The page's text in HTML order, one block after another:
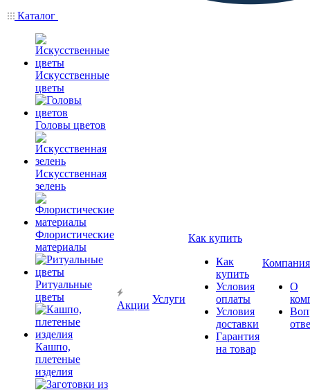
Каталог
Искусственные
цветы
Головы цветов
Искусственная
зелень
Флористические
материалы
Ритуальные
цветы
Кашпо,
плетеные
изделия
Акции
Услуги
Как купить
Как
купить
Условия
оплаты
Условия
доставки
Гарантия
на товар
Компания
О